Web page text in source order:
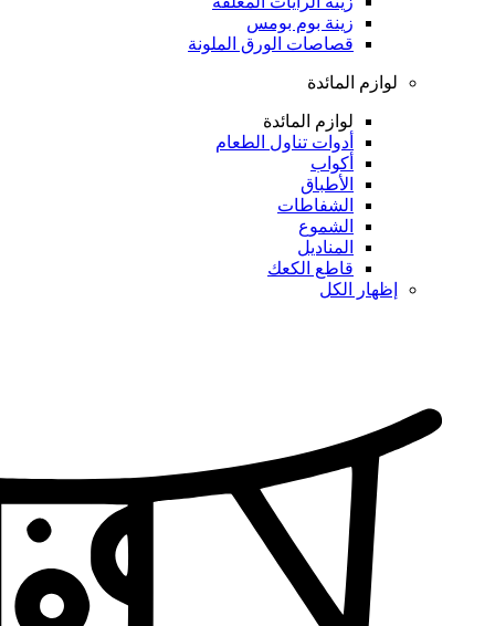
زينة بوم بومس
قصاصات الورق الملونة
لوازم المائدة
لوازم المائدة
أدوات تناول الطعام
أكواب
الأطباق
الشفاطات
الشموع
المناديل
قاطع الكعك
إظهار الكل